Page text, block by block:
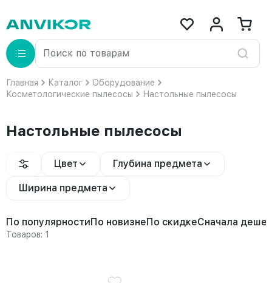
Главная Каталог
Оборудование
Косметологические пылесосы
Настольные пылесосы
Настольные пылесосы
Цвет Глубина предмета
Ширина предмета
По популярностиПо новизнеПо скидкеСначала
Товаров: 1